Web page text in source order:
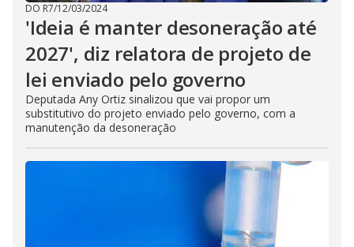
DO R7/12/03/2024
'Ideia é manter desoneração até
2027', diz relatora de projeto de
lei enviado pelo governo
Deputada Any Ortiz sinalizou que vai propor um
substitutivo do projeto enviado pelo governo, com a
manutenção da desoneração